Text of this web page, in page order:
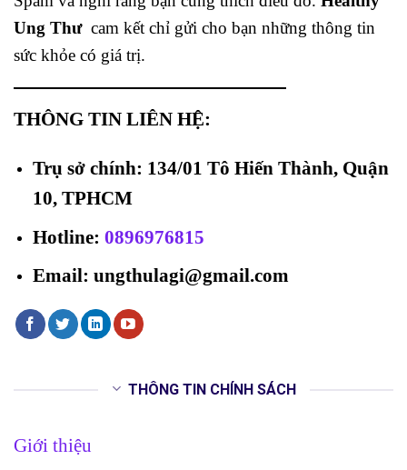
Ung Thư cam kết chỉ gửi cho bạn những thông tin
sức khỏe có giá trị.
THÔNG TIN LIÊN HỆ:
Trụ sở chính: 134/01 Tô Hiến Thành, Quận
10, TPHCM
Hotline: 0896976815
Email: ungthulagi@gmail.com
THÔNG TIN CHÍNH SÁCH
Giới thiệu